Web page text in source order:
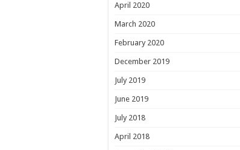
April 2020
March 2020
February 2020
December 2019
July 2019
June 2019
July 2018
April 2018